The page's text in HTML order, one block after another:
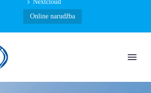
Nextcloud
Online narudžba